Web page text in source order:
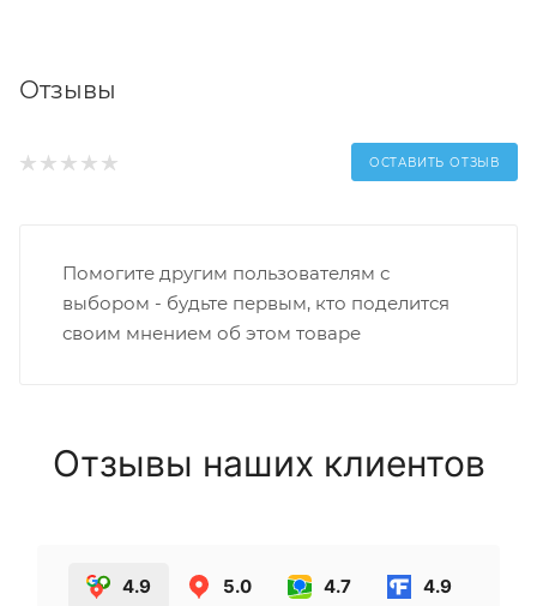
Отзывы
ОСТАВИТЬ ОТЗЫВ
Помогите другим пользователям с
выбором - будьте первым, кто поделится
своим мнением об этом товаре
Отзывы наших клиентов
4.9 5.0 4.7 4.9